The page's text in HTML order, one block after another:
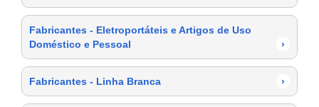
Fabricantes - Eletroportáteis e Artigos de Uso
Doméstico e Pessoal
›
Fabricantes - Linha Branca ›